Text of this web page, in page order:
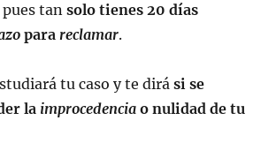
pues tansolo tienes 20 días
parareclamar.
tu caso y te dirási se
la improcedencia o nulidad de tu